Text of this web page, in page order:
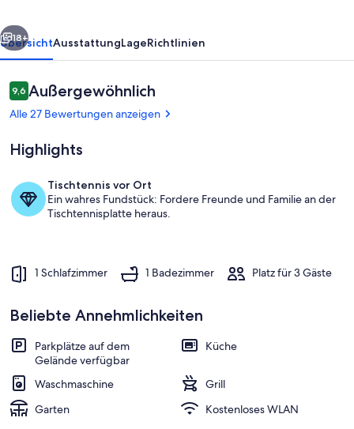
Weiter
18+
ÜbersichtAusstattungLageRichtlinien
Bewertungen
9,69,6 von 10.
Außergewöhnlich
Alle 27 Bewertungen anzeigen
Highlights
Tischtennis vor Ort
Ein wahres Fundstück: Fordere Freunde und Familie an der
Tischtennisplatte heraus.
1 Schlafzimmer 1 Badezimmer Platz für 3 Gäste
Beliebte Annehmlichkeiten
Parkplätze auf dem
Gelände verfügbar
Küche
Waschmaschine
Grill
Garten
Kostenloses WLAN